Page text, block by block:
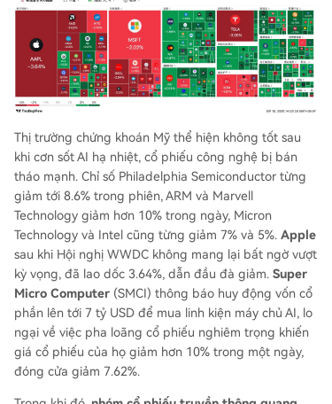
Thị trường chứng khoán Mỹ thể hiện không tốt sau
khi cơn sốt AI hạ nhiệt, cổ phiếu công nghệ bị bán
tháo mạnh. Chỉ số Philadelphia Semiconductor từng
giảm tới 8.6% trong phiên, ARM và Marvell
Technology giảm hơn 10% trong ngày, Micron
Technology và Intel cũng từng giảm 7% và 5%. Apple
sau khi Hội nghị WWDC không mang lại bất ngờ vượt
kỳ vọng, đã lao dốc 3.64%, dẫn đầu đà giảm. Super
Micro Computer (SMCI) thông báo huy động vốn cổ
phần lên tới 7 tỷ USD để mua linh kiện máy chủ AI, lo
ngại về việc pha loãng cổ phiếu nghiêm trọng khiến
giá cổ phiếu của họ giảm hơn 10% trong một ngày,
đóng cửa giảm 7.62%.